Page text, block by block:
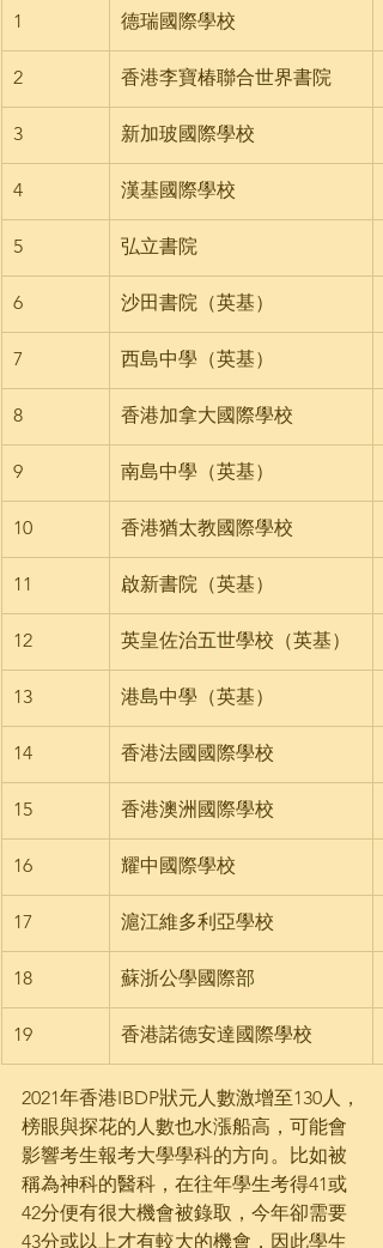
1 德瑞國際學校
2 香港李寶椿聯合世界書院
3 新加玻國際學校
4 漢基國際學校
5 弘立書院
6 沙田書院（英基）
7 西島中學（英基）
8 香港加拿大國際學校
9 南島中學（英基）
10 香港猶太教國際學校
11 啟新書院（英基）
12 英皇佐治五世學校（英基）
13 港島中學（英基）
14 香港法國國際學校
15 香港澳洲國際學校
16 耀中國際學校
17 滬江維多利亞學校
18 蘇浙公學國際部
19 香港諾德安達國際學校
2021年香港IBDP狀元人數激增至130人，
榜眼與探花的人數也水漲船高，可能會
影響考生報考大學學科的方向。比如被
稱為神科的醫科，在往年學生考得41或
42分便有很大機會被錄取，今年卻需要
43分或以上才有較大的機會，因此學生